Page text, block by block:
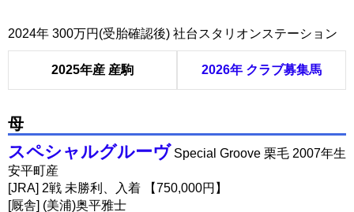
2024年 300万円(受胎確認後) 社台スタリオンステーション
2025年産 産駒 2026年 クラブ募集馬
母
スペシャルグルーヴ Special Groove 栗毛 2007年生
安平町産
[JRA] 2戦 未勝利、入着 【750,000円】
[厩舎] (美浦)奥平雅士